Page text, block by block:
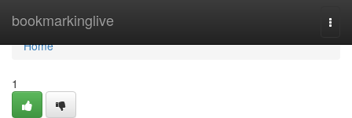
bookmarkinglive
Home
Home
1